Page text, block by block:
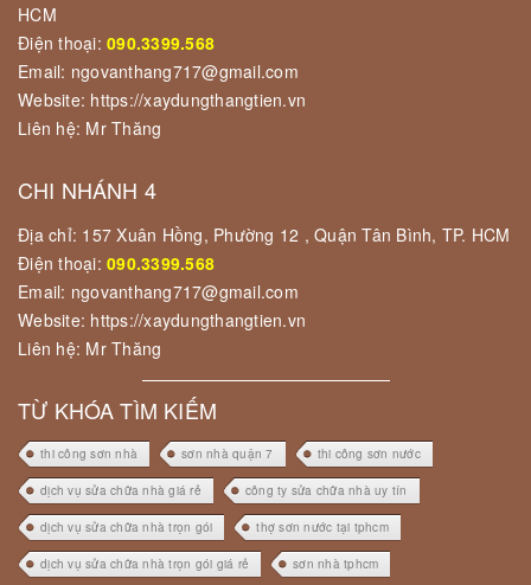
HCM
Điện thoại: 090.3399.568
Email: ngovanthang717@gmail.com
Website: https://xaydungthangtien.vn
Liên hệ: Mr Thăng
CHI NHÁNH 4
Địa chỉ: 157 Xuân Hồng, Phường 12 , Quận Tân Bình, TP. HCM
Điện thoại: 090.3399.568
Email: ngovanthang717@gmail.com
Website: https://xaydungthangtien.vn
Liên hệ: Mr Thăng
TỪ KHÓA TÌM KIẾM
thi công sơn nhà sơn nhà quận 7 thi công sơn nước
dịch vụ sửa chữa nhà giá rẻ công ty sửa chữa nhà uy tín
dịch vụ sửa chữa nhà trọn gói thợ sơn nước tại tphcm
dịch vụ sửa chữa nhà trọn gói giá rẻ sơn nhà tphcm